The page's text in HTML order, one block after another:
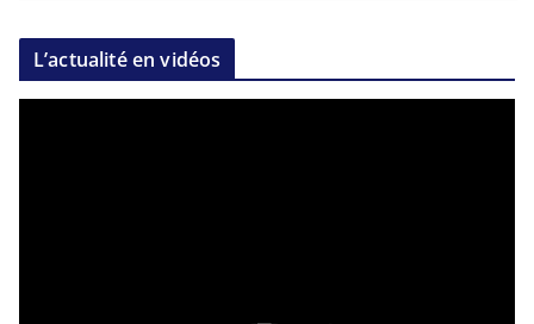
L’actualité en vidéos